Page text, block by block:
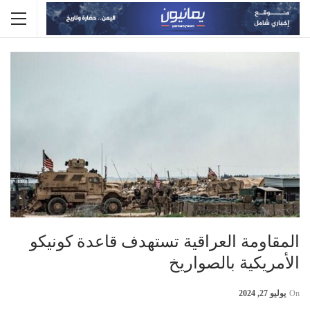
المقاومة العراقية تستهدف قاعدة كونيكو
الأمريكية بالصواريخ
On يوليو 27, 2024